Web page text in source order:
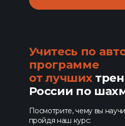
Учитесь по
программе
от лучших
России по
Посмотрите, чему вы
пройдя наш курс: